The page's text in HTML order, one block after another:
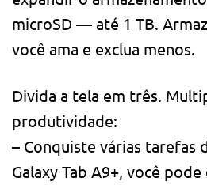
microSD — até 1 TB.
você ama e exclua menos.
Divida a tela em três.
produtividade:
– Conquiste várias tarefas
Galaxy Tab A9+, você